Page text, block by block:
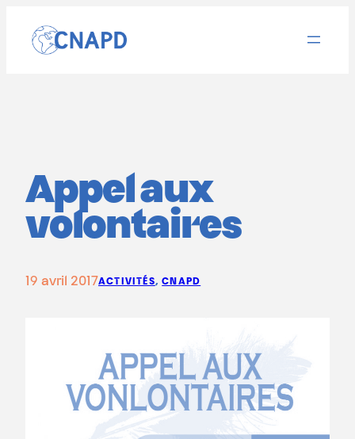
contenu
Appel aux
volontaires
19 avril 2017ACTIVITÉS, CNAPD